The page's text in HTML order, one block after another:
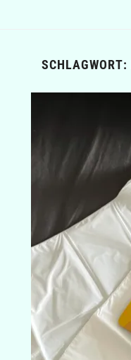
SCHLAGWORT: